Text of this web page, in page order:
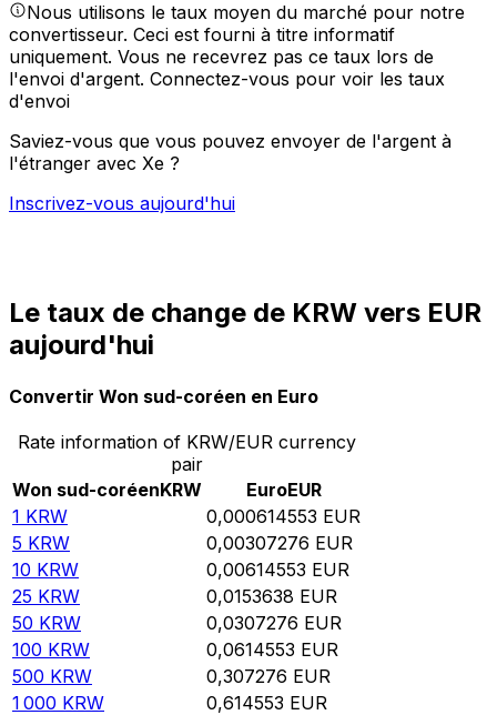
Nous utilisons le taux moyen du marché pour notre
convertisseur. Ceci est fourni à titre informatif
uniquement. Vous ne recevrez pas ce taux lors de
l'envoi d'argent. Connectez-vous pour voir les taux
d'envoi
Saviez-vous que vous pouvez envoyer de l'argent à
l'étranger avec Xe ?
Inscrivez-vous aujourd'hui
Le taux de change de KRW vers EUR
aujourd'hui
Convertir Won sud-coréen en Euro
Rate information of KRW/EUR currency
pair
Won sud-coréenKRW EuroEUR
1 KRW 0,000614553 EUR
5 KRW 0,00307276 EUR
10 KRW 0,00614553 EUR
25 KRW 0,0153638 EUR
50 KRW 0,0307276 EUR
100 KRW 0,0614553 EUR
500 KRW 0,307276 EUR
1 000 KRW 0,614553 EUR